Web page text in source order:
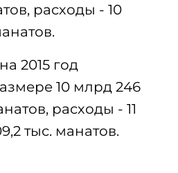
расходы - 10
2015 год
10 млрд 246
расходы - 11
тыс. манатов.